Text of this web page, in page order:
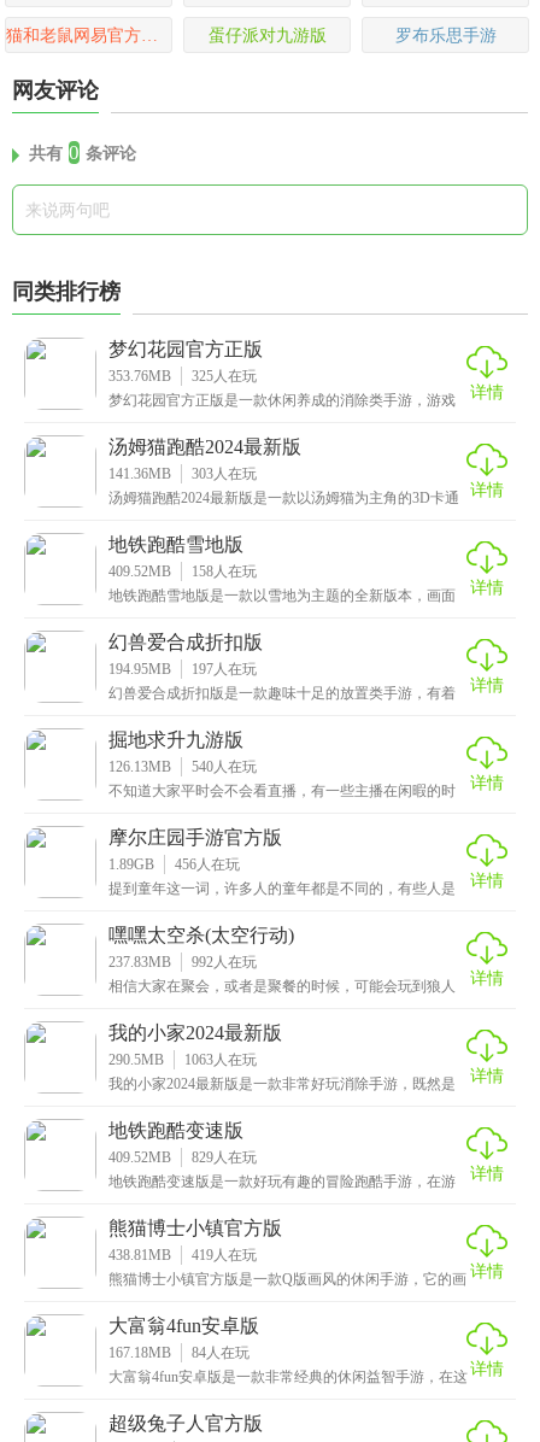
蛋仔派对九游版 罗布乐思手游
网友评论
共有 0 条评论
同类排行榜
梦幻花园官方正版
353.76MB 325 人在玩
梦幻花园官方正版是一款休闲养成的消除类手游，游戏
下恢
详情
汤姆猫跑酷2024最新版
141.36MB 303 人在玩
汤姆猫跑酷2024最新版是一款以汤姆猫为主角的3D卡通
详情
地铁跑酷雪地版
409.52MB 158 人在玩
地铁跑酷雪地版是一款以雪地为主题的全新版本，画面
身于
详情
幻兽爱合成折扣版
194.95MB 197 人在玩
幻兽爱合成折扣版是一款趣味十足的放置类手游，有着
戏轻
详情
掘地求升九游版
126.13MB 540 人在玩
不知道大家平时会不会看直播，有一些主播在闲暇的时
九游
详情
摩尔庄园手游官方版
1.89GB 456 人在玩
提到童年这一词，许多人的童年都是不同的，有些人是
动画
详情
嘿嘿太空杀(太空行动)
237.83MB 992 人在玩
相信大家在聚会，或者是聚餐的时候，可能会玩到狼人
到聚
详情
我的小家2024最新版
290.5MB 1063 人在玩
我的小家2024最新版是一款非常好玩消除手游，既然是
详情
地铁跑酷变速版
409.52MB 829 人在玩
地铁跑酷变速版是一款好玩有趣的冒险跑酷手游，在游
道具
详情
熊猫博士小镇官方版
438.81MB 419 人在玩
熊猫博士小镇官方版是一款Q版画风的休闲手游，它的画 详情
大富翁4fun安卓版
167.18MB 84 人在玩
大富翁4fun安卓版是一款非常经典的休闲益智手游，在这详情
超级兔子人官方版